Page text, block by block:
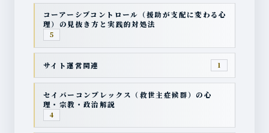
コーアーシブコントロール（援助が支配に変わる心
理）の見抜き方と実践的対処法
5
サイト運営関連 1
セイバーコンプレックス（救世主症候群）の心
理・宗教・政治解説
4